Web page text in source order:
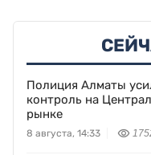
Полиция Алматы
контроль на
рынке
8 августа, 14:33